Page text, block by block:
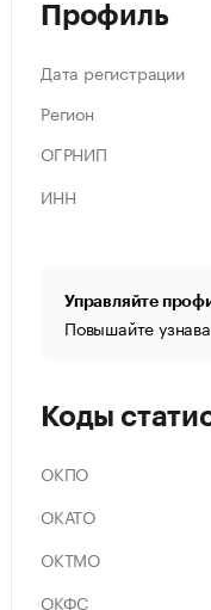
Профиль
Дата регистрации
Регион
ОГРНИП
ИНН
Управляйте
Повышайте
Коды
ОКПО
ОКАТО
ОКТМО
ОКФС